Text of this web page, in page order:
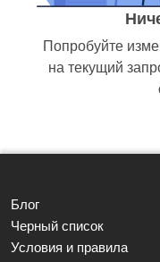
Попробуйте
на текущий
Блог
Черный список
Условия и правила